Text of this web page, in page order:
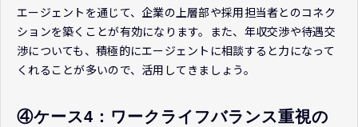
エージェントを通じて、企業の上層部や採用担当者とのコネク
ションを築くことが有効になります。また、年収交渉や待遇交
渉についても、積極的にエージェントに相談すると力になって
くれることが多いので、活用してきましょう。
④ケース4：ワークライフバランス重視の